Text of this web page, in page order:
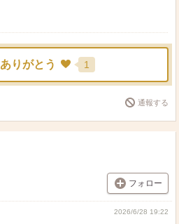
ありがとう 1
通報する
フォロー
2026/6/28 19:22